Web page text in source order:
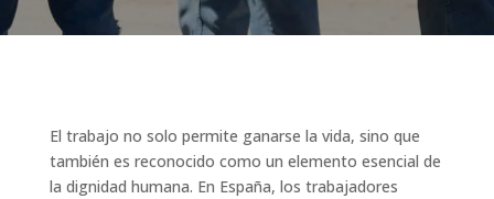
El trabajo no solo permite ganarse la vida, sino que
también es reconocido como un elemento esencial de
la dignidad humana. En España, los trabajadores